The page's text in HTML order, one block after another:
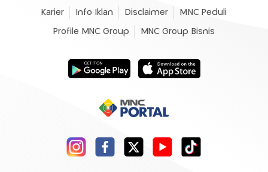
Karier Info Iklan Disclaimer MNC Peduli
Profile MNC Group MNC Group Bisnis